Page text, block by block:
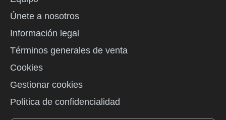
Únete a nosotros
Información legal
Términos generales de venta
Cookies
Gestionar cookies
Política de confidencialidad